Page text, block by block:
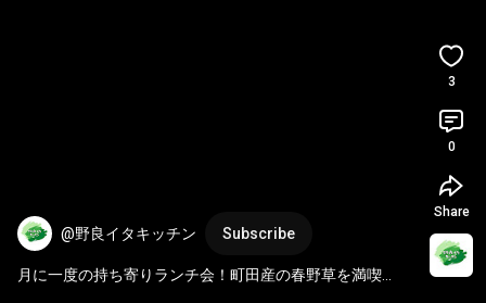
@野良イタキッチン Subscribe
月に一度の持ち寄りランチ会！町田産の春野草を満喫
3
0
Share